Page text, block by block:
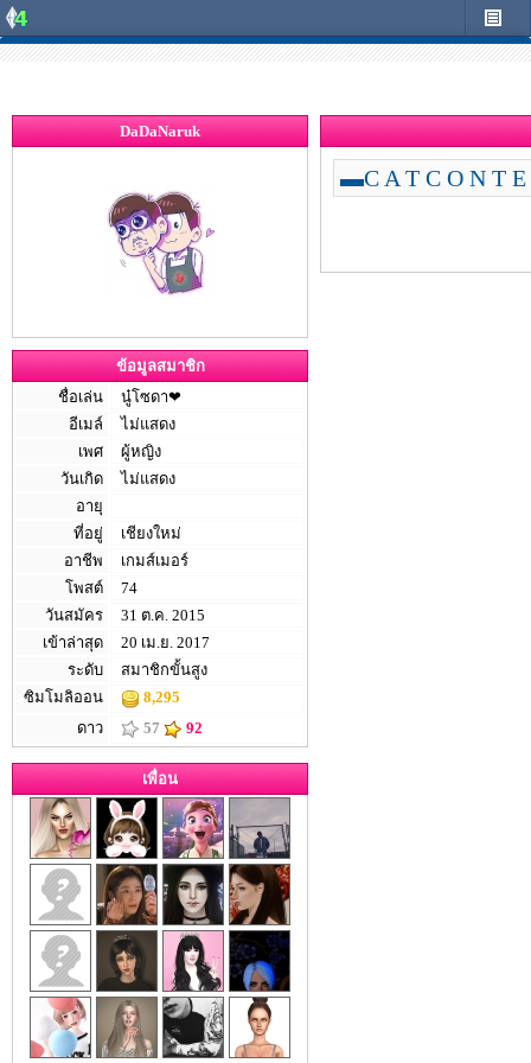
DaDaNaruk
ข้อมูลสมาชิก
ชื่อเล่น
นู๋โซดา❤
อีเมล์
ไม่แสดง
เพศ
ผู้หญิง
วันเกิด
ไม่แสดง
อายุ
ที่อยู่
เชียงใหม่
อาชีพ
เกมส์เมอร์
โพสต์
74
วันสมัคร
31 ต.ค. 2015
เข้าล่าสุด
20 เม.ย. 2017
ระดับ
สมาชิกขั้นสูง
ซิมโมลิออน
8,295
ดาว
57 92
เพื่อน
▬C A T C O N T